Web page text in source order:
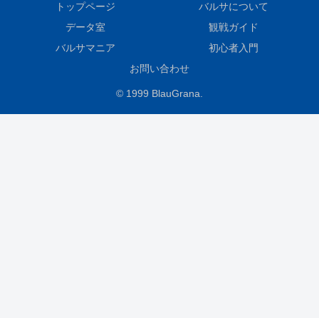
トップページ
バルサについて
データ室
観戦ガイド
バルサマニア
初心者入門
お問い合わせ
© 1999 BlauGrana.